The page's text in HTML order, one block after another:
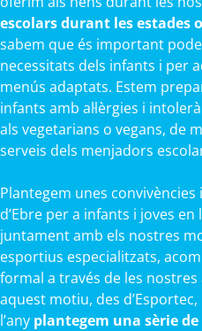
escolars durant les estades
sabem que és important
necessitats dels infants i per
menús adaptats. Estem
infants amb al·lèrgies i
als vegetarians o vegans, de
serveis dels menjadors
Plantegem unes
d’Ebre per a infants i joves
juntament amb els nostres
esportius especialitzats,
formal a través de les
aquest motiu, des
l’any plantegem una sèrie